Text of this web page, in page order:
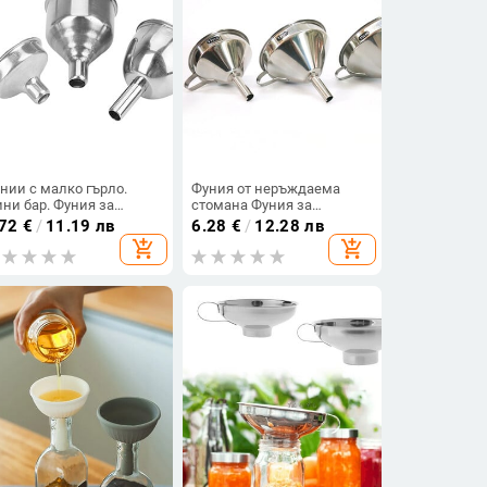
с малко гърло.
бар. Фуния за
за вино за
Бутилки с тясно
Неръждаема
€ / 11.19 лв
add_shopping_cart
Фуния от неръждаема
стомана Фуния за
кухненско масло Течна
фуния Метална фуния
Филтър Фуния с широко
гърло за консервиране на
инструменти
6.28 € / 12.28 лв
add_shopping_cart